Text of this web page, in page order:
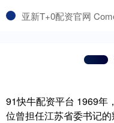
亚新T+0配资官网
91快牛配资平台 1969年
位曾担任江苏省委书记的